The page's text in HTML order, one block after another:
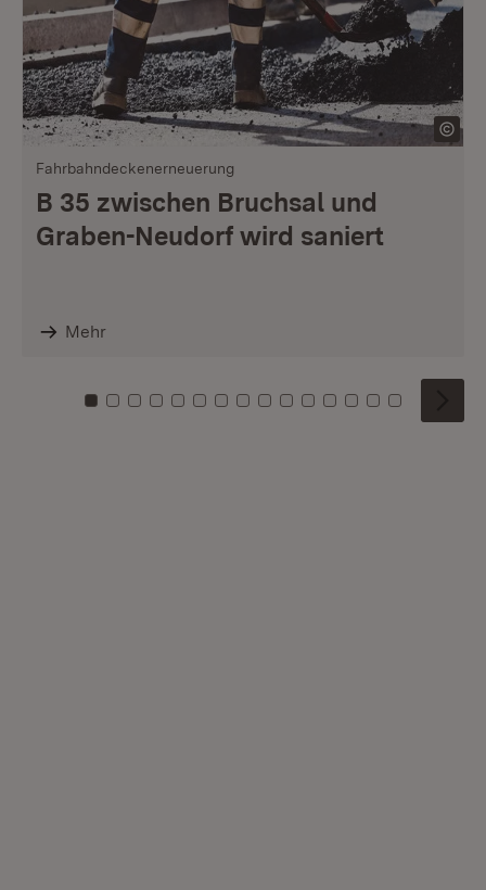
Fahrbahndeckenerneuerung
B 35 zwischen Bruchsal und
Graben-Neudorf wird saniert
Mehr
Zu Kachel: 0
Zu Kachel: 1
Zu Kachel: 2
Zu Kachel: 3
Zu Kachel: 4
Zu Kachel: 5
Zu Kachel: 6
Zu Kachel: 7
Zu Kachel: 8
Zu Kachel: 9
Zu Kachel: 10
Zu Kachel: 11
Zu Kachel: 12
Zu Kachel:
Zu